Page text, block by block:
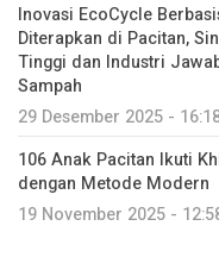
Inovasi EcoCycle
Diterapkan di Pacitan,
Tinggi dan Industri
Sampah
29 Desember 2025 -
106 Anak Pacitan Ikuti
dengan Metode Modern
19 November 2025 -